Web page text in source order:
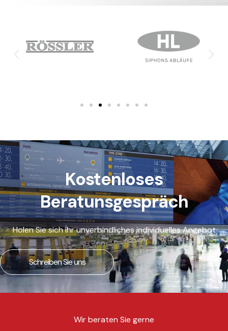
Kostenloses
Beratunsgespräch
Holen Sie sich ihr unverbindliches individuelles Angebot
Schreiben Sie uns
Wir beraten Sie gerne